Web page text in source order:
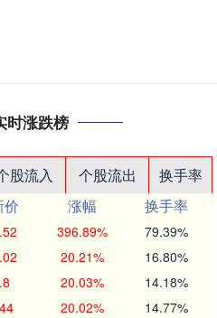
时涨跌榜
股流入 个股流出
换手率
价 涨幅
换手率
396.89% 79.39%
20.21% 16.80%
20.03% 14.18%
20.02% 14.77%